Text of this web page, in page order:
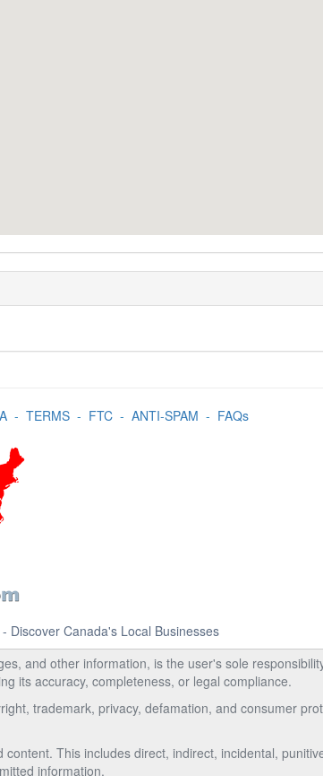
- TERMS- FTC- ANTI-SPAM - FAQs
Discover Canada's Local Businesses
and other information, is the user's sole
its accuracy, completeness, or legal compliance.
trademark, privacy, defamation, and consumer
This includes direct, indirect, incidental,
information.